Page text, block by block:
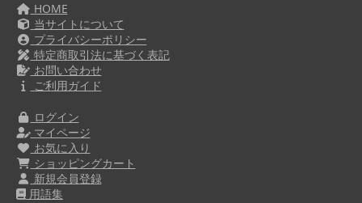
HOME
当サイトについて
プライバシーポリシー
特定商取引法に基づく表記
お問い合わせ
ご利用ガイド
ログイン
マイページ
お気に入り
ショッピングカート
新規会員登録
用語集